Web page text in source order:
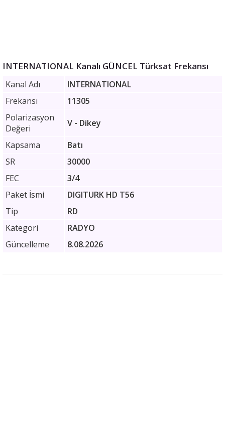
INTERNATIONAL Kanalı GÜNCEL Türksat Frekansı
Kanal Adı
INTERNATIONAL
Frekansı
11305
Polarizasyon
Değeri
V - Dikey
Kapsama
Batı
SR
30000
FEC
3/4
Paket İsmi
DIGITURK HD T56
Tip
RD
Kategori
RADYO
Güncelleme
8.08.2026